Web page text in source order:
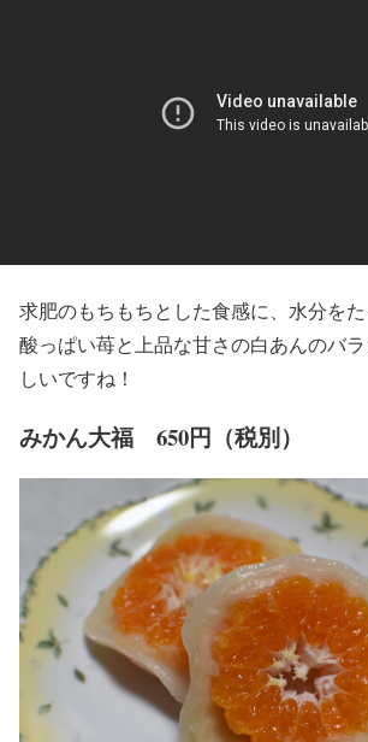
求肥のもちもちとした食感に、水分を
酸っぱい苺と上品な甘さの白あんのバ
しいですね！
みかん大福 650円（税別）